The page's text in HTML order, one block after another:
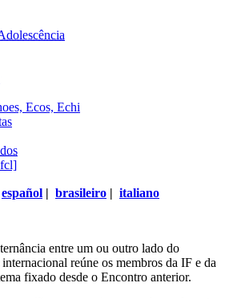
Ecos, Echi
español | brasileiro | italiano
entre um ou outro lado do
reúne os membros da IF e da
fixado desde o Encontro anterior.